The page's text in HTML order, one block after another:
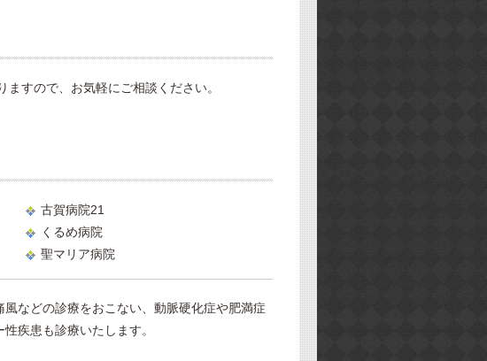
すので、お気軽にご相談ください。
古賀病院21
くるめ病院
聖マリア病院
などの診療をおこない、動脈硬化症や肥満症
疾患も診療いたします。